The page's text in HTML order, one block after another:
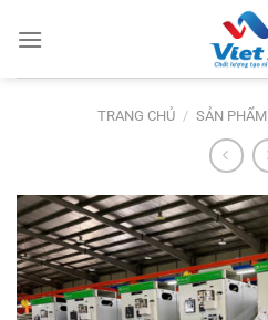
TRANG CHỦ / SẢN PHẨM